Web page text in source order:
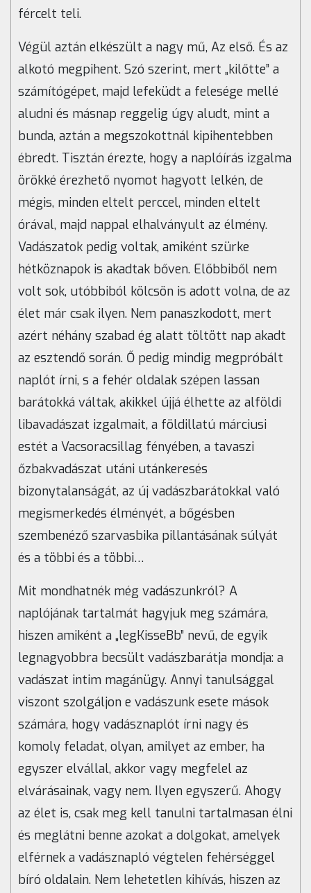
fércelt teli.
Végül aztán elkészült a nagy mű, Az első. És az
alkotó megpihent. Szó szerint, mert „kilőtte” a
számítógépet, majd lefeküdt a felesége mellé
aludni és másnap reggelig úgy aludt, mint a
bunda, aztán a megszokottnál kipihentebben
ébredt. Tisztán érezte, hogy a naplóírás izgalma
örökké érezhető nyomot hagyott lelkén, de
mégis, minden eltelt perccel, minden eltelt
órával, majd nappal elhalványult az élmény.
Vadászatok pedig voltak, amiként szürke
hétköznapok is akadtak bőven. Előbbiből nem
volt sok, utóbbiból kölcsön is adott volna, de az
élet már csak ilyen. Nem panaszkodott, mert
azért néhány szabad ég alatt töltött nap akadt
az esztendő során. Ő pedig mindig megpróbált
naplót írni, s a fehér oldalak szépen lassan
barátokká váltak, akikkel újjá élhette az alföldi
libavadászat izgalmait, a földillatú márciusi
estét a Vacsoracsillag fényében, a tavaszi
őzbakvadászat utáni utánkeresés
bizonytalanságát, az új vadászbarátokkal való
megismerkedés élményét, a bőgésben
szembenéző szarvasbika pillantásának súlyát
és a többi és a többi…
Mit mondhatnék még vadászunkról? A
naplójának tartalmát hagyjuk meg számára,
hiszen amiként a „legKisseBb” nevű, de egyik
legnagyobbra becsült vadászbarátja mondja: a
vadászat intim magánügy. Annyi tanulsággal
viszont szolgáljon e vadászunk esete mások
számára, hogy vadásznaplót írni nagy és
komoly feladat, olyan, amilyet az ember, ha
egyszer elvállal, akkor vagy megfelel az
elvárásainak, vagy nem. Ilyen egyszerű. Ahogy
az élet is, csak meg kell tanulni tartalmasan élni
és meglátni benne azokat a dolgokat, amelyek
elférnek a vadásznapló végtelen fehérséggel
bíró oldalain. Nem lehetetlen kihívás, hiszen az